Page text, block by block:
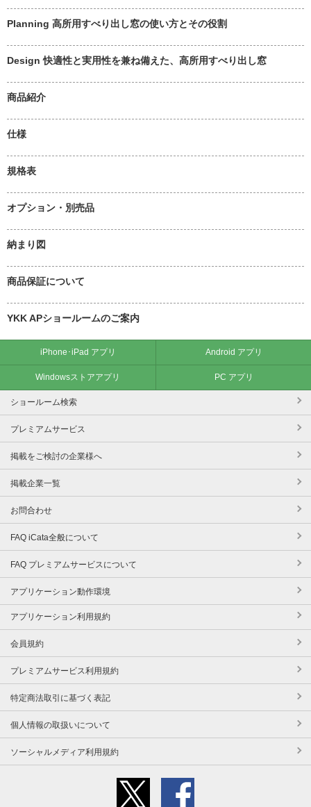
Planning 高所用すべり出し窓の使い方とその役割
Design 快適性と実用性を兼ね備えた、高所用すべり出し窓
商品紹介
仕様
規格表
オプション・別売品
納まり図
商品保証について
YKK APショールームのご案内
iPhone･iPad アプリ Android アプリ
Windowsストアアプリ PC アプリ
ショールーム検索
プレミアムサービス
掲載をご検討の企業様へ
掲載企業一覧
お問合わせ
FAQ iCata全般について
FAQ プレミアムサービスについて
アプリケーション動作環境
アプリケーション利用規約
会員規約
プレミアムサービス利用規約
特定商法取引に基づく表記
個人情報の取扱いについて
ソーシャルメディア利用規約